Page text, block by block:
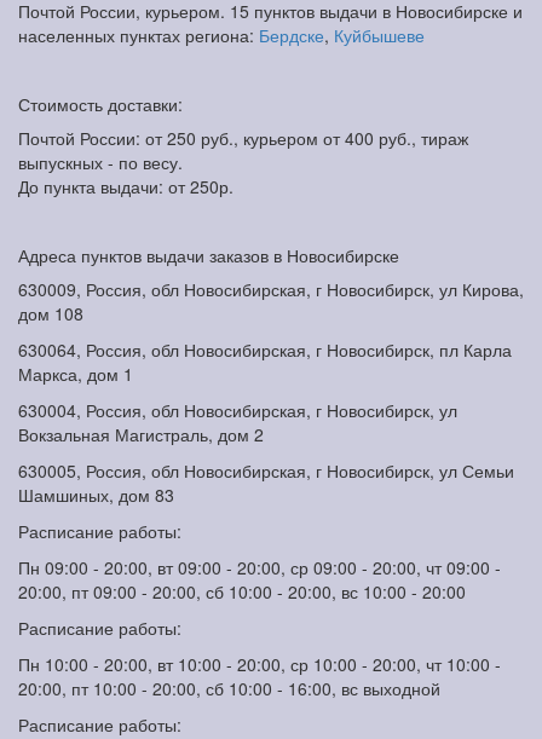
Почтой России, курьером. 15 пунктов выдачи в Новосибирске и
населенных пунктах региона: Бердске, Куйбышеве
Стоимость доставки:
Почтой России: от 250 руб., курьером от 400 руб., тираж
выпускных - по весу.
До пункта выдачи: от 250р.
Адреса пунктов выдачи заказов в Новосибирске
630009, Россия, обл Новосибирская, г Новосибирск, ул Кирова,
дом 108
630064, Россия, обл Новосибирская, г Новосибирск, пл Карла
Маркса, дом 1
630004, Россия, обл Новосибирская, г Новосибирск, ул
Вокзальная Магистраль, дом 2
630005, Россия, обл Новосибирская, г Новосибирск, ул Семьи
Шамшиных, дом 83
Расписание работы:
Пн 09:00 - 20:00, вт 09:00 - 20:00, ср 09:00 - 20:00, чт 09:00 -
20:00, пт 09:00 - 20:00, сб 10:00 - 20:00, вс 10:00 - 20:00
Расписание работы:
Пн 10:00 - 20:00, вт 10:00 - 20:00, ср 10:00 - 20:00, чт 10:00 -
20:00, пт 10:00 - 20:00, сб 10:00 - 16:00, вс выходной
Расписание работы: